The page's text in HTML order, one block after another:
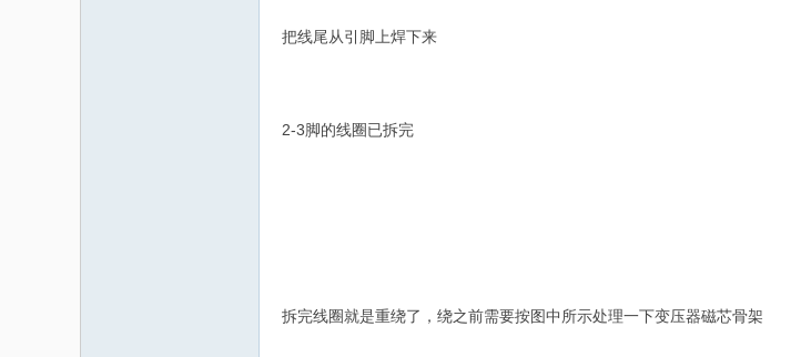
把线尾从引脚上焊下来
2-3脚的线圈已拆完
拆完线圈就是重绕了，绕之前需要按图中所示处理一下变压器磁芯骨架